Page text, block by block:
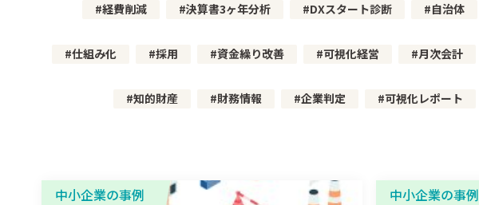
経費削減 決算書3ヶ年分析 DXスタート診断 自治体
仕組み化 採用 資金繰り改善 可視化経営 月次会計
知的財産 財務情報 企業判定 可視化レポート
中小企業の事例 中小企業の事例